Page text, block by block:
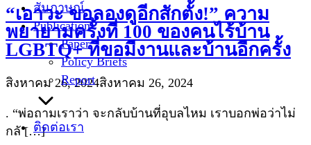
สัมภาษณ์
Publication
Paper
Policy Briefs
Report
ติดต่อเรา
“เอาวะ ขอลองดูอีกสักตั้ง!” ความ
พยายามครั้งที่ 100 ของคนไร้บ้าน
LGBTQ+ ที่ขอมีงานและบ้านอีกครั้ง
สิงหาคม 26, 2024สิงหาคม 26, 2024
. “พ่อถามเราว่า จะกลับบ้านที่อุบลไหม เราบอกพ่อว่าไม่
กลั […]